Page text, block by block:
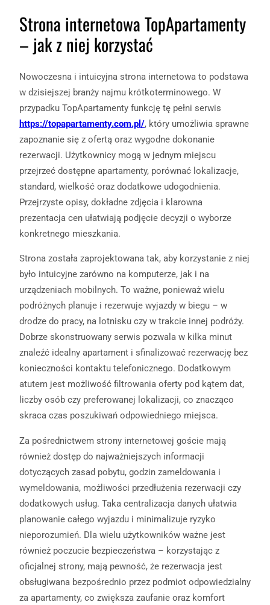
Strona internetowa TopApartamenty
– jak z niej korzystać
Nowoczesna i intuicyjna strona internetowa to podstawa
w dzisiejszej branży najmu krótkoterminowego. W
przypadku TopApartamenty funkcję tę pełni serwis
https://topapartamenty.com.pl/, który umożliwia sprawne
zapoznanie się z ofertą oraz wygodne dokonanie
rezerwacji. Użytkownicy mogą w jednym miejscu
przejrzeć dostępne apartamenty, porównać lokalizacje,
standard, wielkość oraz dodatkowe udogodnienia.
Przejrzyste opisy, dokładne zdjęcia i klarowna
prezentacja cen ułatwiają podjęcie decyzji o wyborze
konkretnego mieszkania.
Strona została zaprojektowana tak, aby korzystanie z niej
było intuicyjne zarówno na komputerze, jak i na
urządzeniach mobilnych. To ważne, ponieważ wielu
podróżnych planuje i rezerwuje wyjazdy w biegu – w
drodze do pracy, na lotnisku czy w trakcie innej podróży.
Dobrze skonstruowany serwis pozwala w kilka minut
znaleźć idealny apartament i sfinalizować rezerwację bez
konieczności kontaktu telefonicznego. Dodatkowym
atutem jest możliwość filtrowania oferty pod kątem dat,
liczby osób czy preferowanej lokalizacji, co znacząco
skraca czas poszukiwań odpowiedniego miejsca.
Za pośrednictwem strony internetowej goście mają
również dostęp do najważniejszych informacji
dotyczących zasad pobytu, godzin zameldowania i
wymeldowania, możliwości przedłużenia rezerwacji czy
dodatkowych usług. Taka centralizacja danych ułatwia
planowanie całego wyjazdu i minimalizuje ryzyko
nieporozumień. Dla wielu użytkowników ważne jest
również poczucie bezpieczeństwa – korzystając z
oficjalnej strony, mają pewność, że rezerwacja jest
obsługiwana bezpośrednio przez podmiot odpowiedzialny
za apartamenty, co zwiększa zaufanie oraz komfort